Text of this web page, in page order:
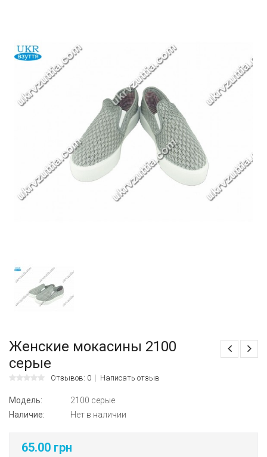
Женские мокасины 2100
серые
Отзывов: 0 Написать отзыв
Модель:
2100 серые
Наличие:
Нет в наличии
65.00 грн